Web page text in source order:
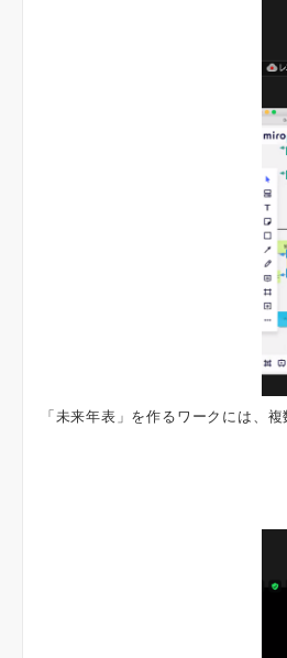
「未来年表」を作るワークには、